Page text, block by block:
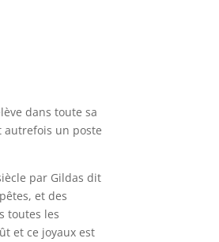
dans toute sa
un poste
par Gildas dit
et des
toutes les
et ce joyaux est